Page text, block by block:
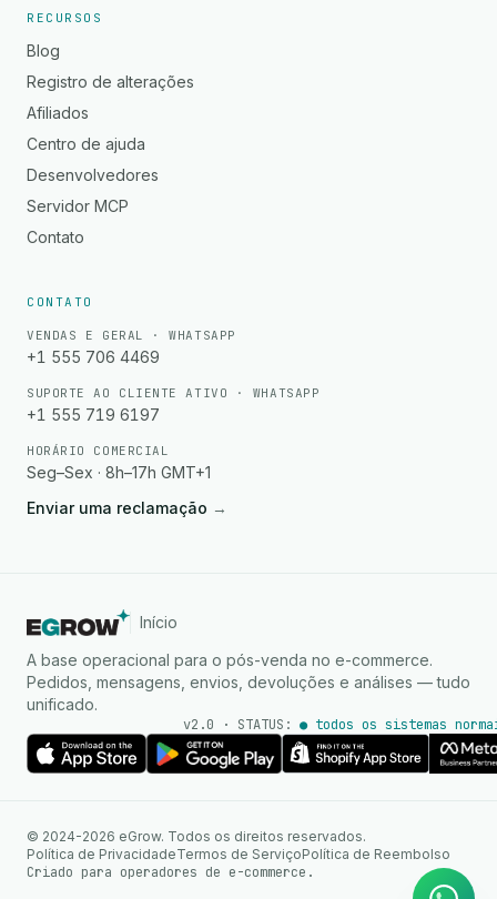
RECURSOS
Blog
Registro de alterações
Afiliados
Centro de ajuda
Desenvolvedores
Servidor MCP
Contato
CONTATO
VENDAS E GERAL · WHATSAPP
+1 555 706 4469
SUPORTE AO CLIENTE ATIVO · WHATSAPP
+1 555 719 6197
HORÁRIO COMERCIAL
Seg–Sex · 8h–17h GMT+1
Enviar uma reclamação →
Início
A base operacional para o pós-venda no e-commerce.
Pedidos, mensagens, envios, devoluções e análises — tudo
unificado.
v2.0 · STATUS: ● todos os sistemas
© 2024-2026 eGrow. Todos os direitos reservados.
Política de PrivacidadeTermos de ServiçoPolítica de Reembolso
Criado para operadores de e-commerce.
WhatsApp